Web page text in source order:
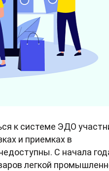
к системе ЭДО
и приемках в
С начала
легкой